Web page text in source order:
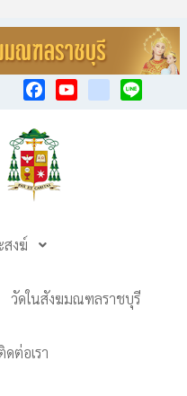
สงฆ์
วัดในสังฆมณฑลราชบุรี
ดต่อเรา